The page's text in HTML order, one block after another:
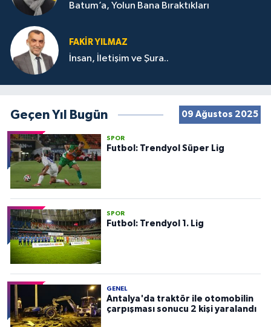
Batum’a, Yolun Bana Bıraktıkları
FAKIR YILMAZ
İnsan, İletişim ve Şura..
Geçen Yıl Bugün 09 Ağustos 2025
SPOR
Futbol: Trendyol Süper Lig
SPOR
Futbol: Trendyol 1. Lig
GENEL
Antalya'da traktör ile otomobilin
çarpışması sonucu 2 kişi yaralandı